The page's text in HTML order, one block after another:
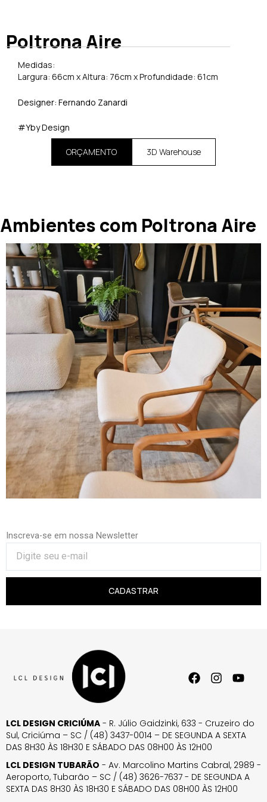
Poltrona Aire
Medidas:
Largura: 66cm x Altura: 76cm x Profundidade: 61cm
Designer: Fernando Zanardi
#Yby Design
ORÇAMENTO 3D Warehouse
Ambientes com Poltrona Aire
Inscreva-se em nossa Newsletter
CADASTRAR
LCL DESIGN CRICIÚMA - R. Júlio Gaidzinki, 633 - Cruzeiro do
Sul, Criciúma – SC / (48) 3437-0014 – DE SEGUNDA A SEXTA
DAS 8H30 ÀS 18H30 E SÁBADO DAS 08H00 ÀS 12H00
LCL DESIGN TUBARÃO - Av. Marcolino Martins Cabral, 2989 -
Aeroporto, Tubarão – SC / (48) 3626-7637 - DE SEGUNDA A
SEXTA DAS 8H30 ÀS 18H30 E SÁBADO DAS 08H00 ÀS 12H00